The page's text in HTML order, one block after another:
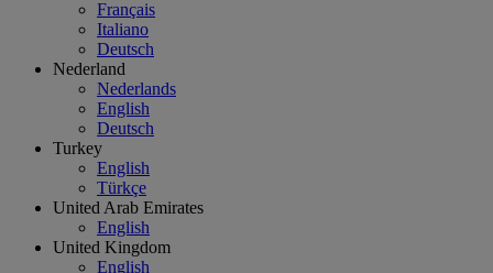
Français
Italiano
Deutsch
Nederland
Nederlands
English
Deutsch
Turkey
English
Türkçe
United Arab Emirates
English
United Kingdom
English